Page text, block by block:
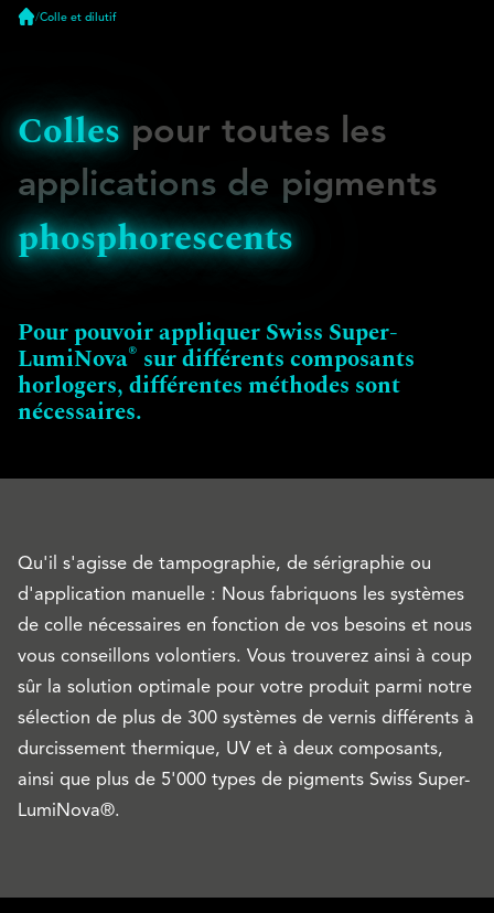
Accueil
/Colle et dilutif
Colles pour toutes les
applications de pigments
phosphorescents
Pour pouvoir appliquer Swiss Super-
LumiNova® sur différents composants
horlogers, différentes méthodes sont
nécessaires.
Qu'il s'agisse de tampographie, de sérigraphie ou
d'application manuelle : Nous fabriquons les systèmes
de colle nécessaires en fonction de vos besoins et nous
vous conseillons volontiers. Vous trouverez ainsi à coup
sûr la solution optimale pour votre produit parmi notre
sélection de plus de 300 systèmes de vernis différents à
durcissement thermique, UV et à deux composants,
ainsi que plus de 5'000 types de pigments Swiss Super-
LumiNova®.